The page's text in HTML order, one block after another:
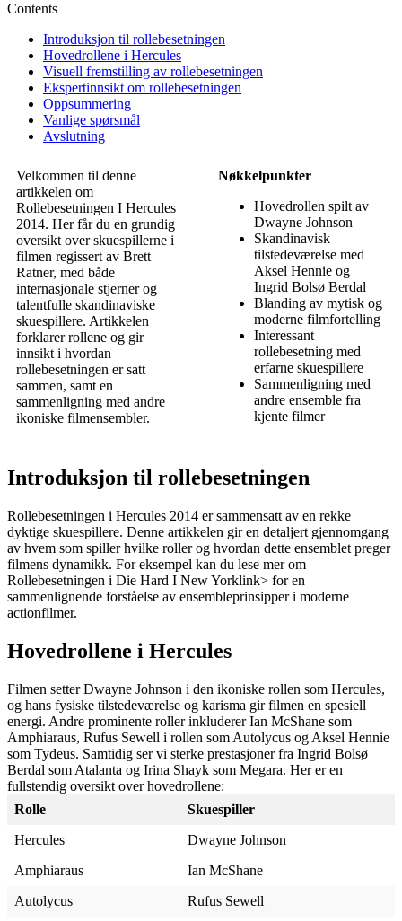
Contents
Introduksjon til rollebesetningen
Hovedrollene i Hercules
Visuell fremstilling av rollebesetningen
Ekspertinnsikt om rollebesetningen
Oppsummering
Vanlige spørsmål
Avslutning
Velkommen til denne
artikkelen om
Rollebesetningen I Hercules
2014. Her får du en grundig
oversikt over skuespillerne i
filmen regissert av Brett
Ratner, med både
internasjonale stjerner og
talentfulle skandinaviske
skuespillere. Artikkelen
forklarer rollene og gir
innsikt i hvordan
rollebesetningen er satt
sammen, samt en
sammenligning med andre
ikoniske filmensembler.
Nøkkelpunkter
Hovedrollen spilt av
Dwayne Johnson
Skandinavisk
tilstedeværelse med
Aksel Hennie og
Ingrid Bolsø Berdal
Blanding av mytisk og
moderne filmfortelling
Interessant
rollebesetning med
erfarne skuespillere
Sammenligning med
andre ensemble fra
kjente filmer
Introduksjon til rollebesetningen
Rollebesetningen i Hercules 2014 er sammensatt av en rekke
dyktige skuespillere. Denne artikkelen gir en detaljert gjennomgang
av hvem som spiller hvilke roller og hvordan dette ensemblet preger
filmens dynamikk. For eksempel kan du lese mer om
Rollebesetningen i Die Hard I New Yorklink> for en
sammenlignende forståelse av ensembleprinsipper i moderne
actionfilmer.
Hovedrollene i Hercules
Filmen setter Dwayne Johnson i den ikoniske rollen som Hercules,
og hans fysiske tilstedeværelse og karisma gir filmen en spesiell
energi. Andre prominente roller inkluderer Ian McShane som
Amphiaraus, Rufus Sewell i rollen som Autolycus og Aksel Hennie
som Tydeus. Samtidig ser vi sterke prestasjoner fra Ingrid Bolsø
Berdal som Atalanta og Irina Shayk som Megara. Her er en
fullstendig oversikt over hovedrollene:
Rolle
Skuespiller
Hercules
Dwayne Johnson
Amphiaraus
Ian McShane
Autolycus
Rufus Sewell